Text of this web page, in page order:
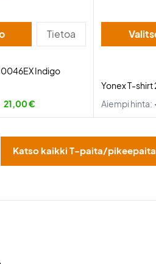
Tietoa
Indigo
21,00 €
Yonex T-
Aiempi hinta:
Katso kaikki T-paita/pikeepaita